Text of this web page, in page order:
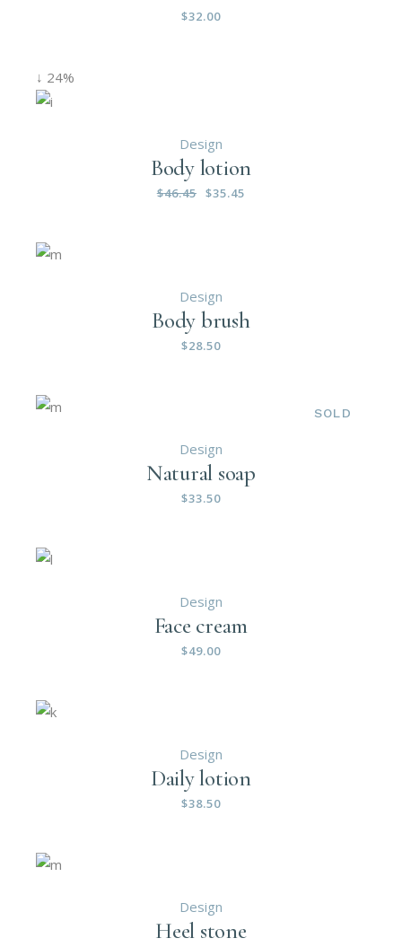
$32.00
↓ 24%
Design
Body lotion
$46.45 $35.45
Design
Body brush
$28.50
SOLD
Design
Natural soap
$33.50
Design
Face cream
$49.00
Design
Daily lotion
$38.50
Design
Heel stone